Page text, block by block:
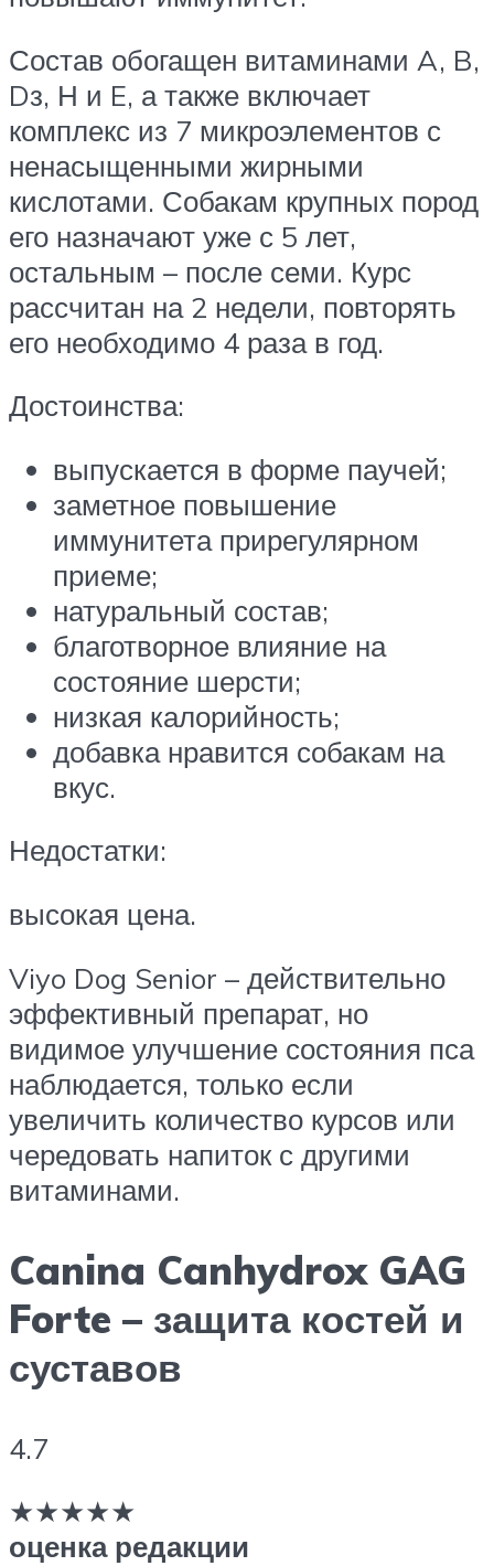
Состав обогащен витаминами A, B,
Dз, Н и E, а также включает
комплекс из 7 микроэлементов с
ненасыщенными жирными
кислотами. Собакам крупных пород
его назначают уже с 5 лет,
остальным – после семи. Курс
рассчитан на 2 недели, повторять
его необходимо 4 раза в год.
Достоинства:
выпускается в форме паучей;
заметное повышение
иммунитета прирегулярном
приеме;
натуральный состав;
благотворное влияние на
состояние шерсти;
низкая калорийность;
добавка нравится собакам на
вкус.
Недостатки:
высокая цена.
Viyo Dog Senior – действительно
эффективный препарат, но
видимое улучшение состояния пса
наблюдается, только если
увеличить количество курсов или
чередовать напиток с другими
витаминами.
Canina Canhydrox GAG
Forte – защита костей и
суставов
4.7
★★★★★
оценка редакции